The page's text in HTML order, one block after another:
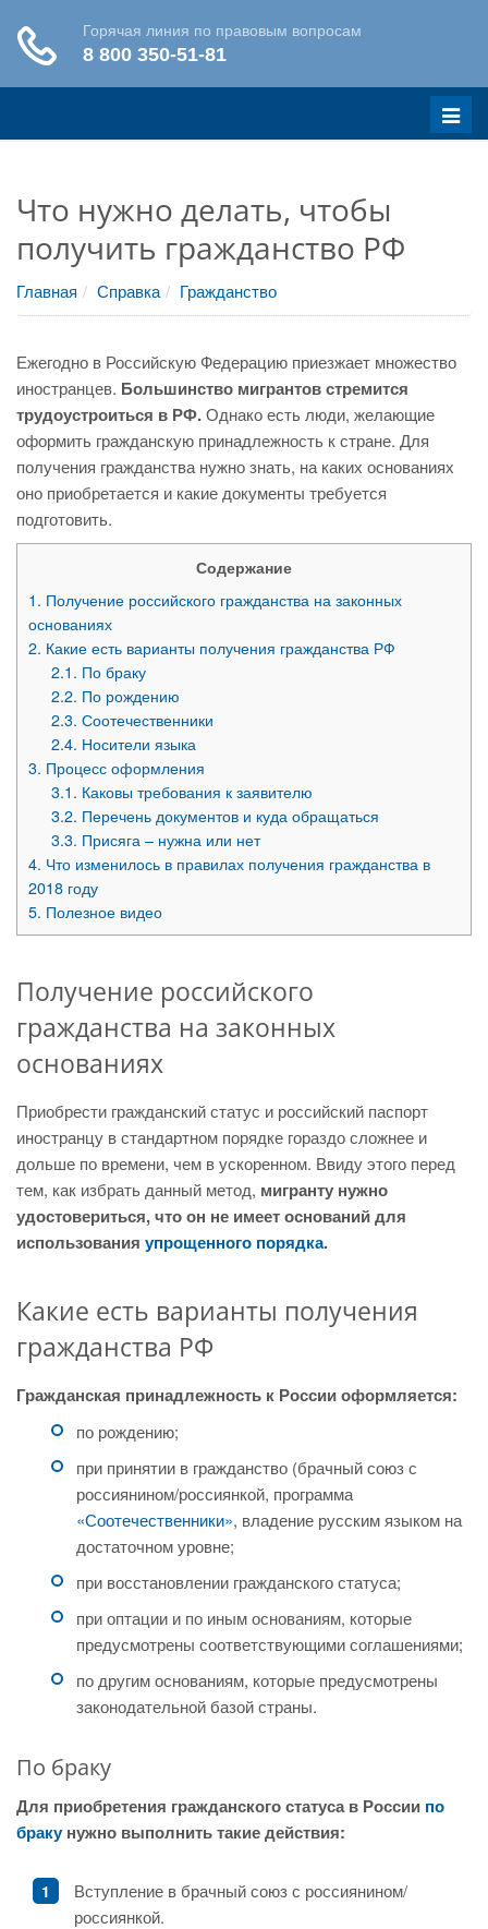
Меню
Что нужно делать, чтобы
получить гражданство РФ
Главная Справка Гражданство
Ежегодно в Российскую Федерацию приезжает множество
иностранцев. Большинство мигрантов стремится
трудоустроиться в РФ.Однако есть люди, желающие
оформить гражданскую принадлежность к стране. Для
получения гражданства нужно знать, на каких основаниях
оно приобретается и какие документы требуется
подготовить.
Содержание
1. Получение российского гражданства на законных
основаниях
2. Какие есть варианты получения гражданства РФ
2.1. По браку
2.2. По рождению
2.3. Соотечественники
2.4. Носители языка
3. Процесс оформления
3.1. Каковы требования к заявителю
3.2. Перечень документов и куда обращаться
3.3. Присяга – нужна или нет
4. Что изменилось в правилах получения гражданства в
2018 году
5. Полезное видео
Получение российского
гражданства на законных
основаниях
Приобрести гражданский статус и российский паспорт
иностранцу в стандартном порядке гораздо сложнее и
дольше по времени, чем в ускоренном. Ввиду этого перед
тем, как избрать данный метод, мигранту нужно
удостовериться, что он не имеет оснований для
использования упрощенного порядка.
Какие есть варианты получения
гражданства РФ
Гражданская принадлежность к России оформляется:
по рождению;
при принятии в гражданство (брачный союз с
россиянином/россиянкой, программа
«Соотечественники», владение русским языком на
достаточном уровне;
при восстановлении гражданского статуса;
при оптации и по иным основаниям, которые
предусмотрены соответствующими соглашениями;
по другим основаниям, которые предусмотрены
законодательной базой страны.
По браку
Для приобретения гражданского статуса в России по
бракунужно выполнить такие действия:
Вступление в брачный союз с россиянином/
россиянкой.